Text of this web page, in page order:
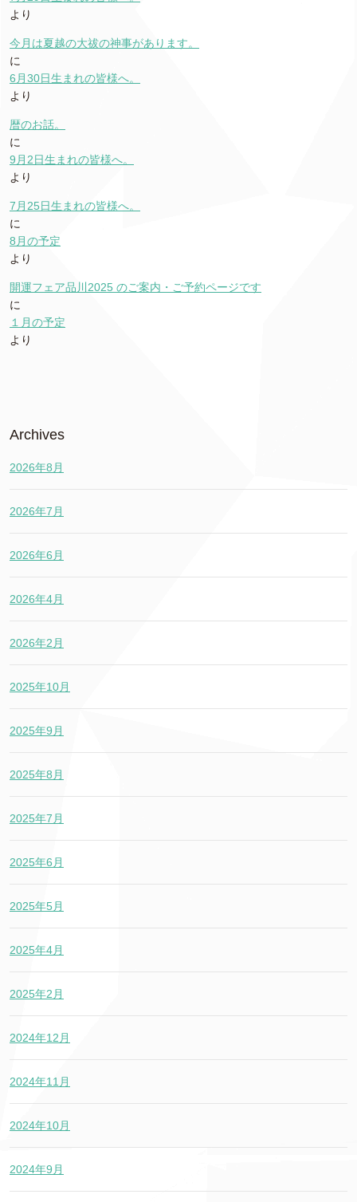
より
今月は夏越の大祓の神事があります。
に
6月30日生まれの皆様へ。
より
暦のお話。
に
9月2日生まれの皆様へ。
より
7月25日生まれの皆様へ。
に
8月の予定
より
開運フェア品川2025 のご案内・ご予約ページです
に
１月の予定
より
Archives
2026年8月
2026年7月
2026年6月
2026年4月
2026年2月
2025年10月
2025年9月
2025年8月
2025年7月
2025年6月
2025年5月
2025年4月
2025年2月
2024年12月
2024年11月
2024年10月
2024年9月